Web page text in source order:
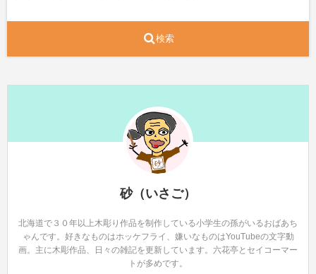
検索
砂（いさご）
北海道で３０年以上木彫り作品を制作している小学生の孫がいるおばあち
ゃんです。好きなものはホッケフライ、嫌いなものはYouTubeの文字動
画。主に木彫作品、日々の雑記を更新しています。六花亭とセイコーマー
トが多めです。